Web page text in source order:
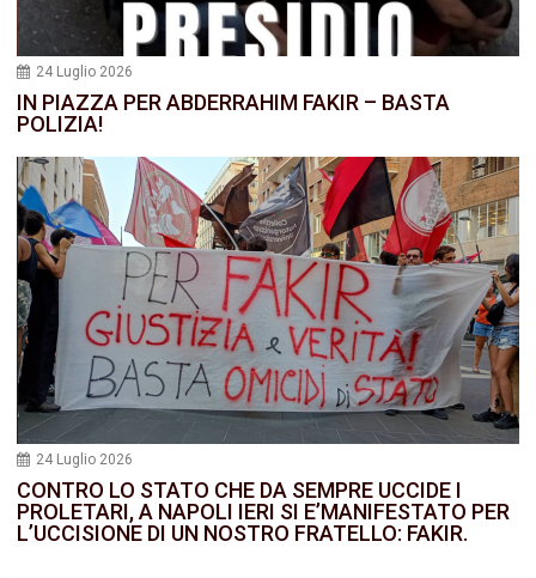
24 Luglio 2026
IN PIAZZA PER ABDERRAHIM FAKIR – BASTA
POLIZIA!
24 Luglio 2026
CONTRO LO STATO CHE DA SEMPRE UCCIDE I
PROLETARI, A NAPOLI IERI SI E’MANIFESTATO PER
L’UCCISIONE DI UN NOSTRO FRATELLO: FAKIR.